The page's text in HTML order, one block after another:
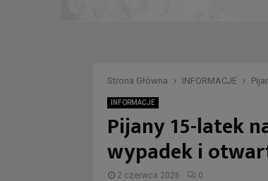
Strona Główna INFORMACJE
INFORMACJE
Pijany 15-latek
wypadek i
2 czerwca 2026 0